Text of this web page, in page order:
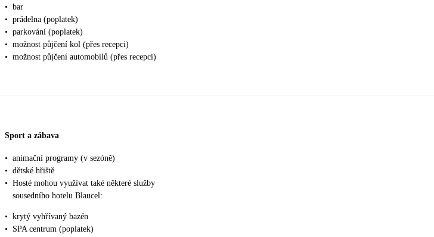
• bar
• prádelna (poplatek)
• parkování (poplatek)
• možnost půjčení kol (přes recepci)
• možnost půjčení automobilů (přes recepci)
Sport a zábava
• animační programy (v sezóně)
• dětské hřiště
• Hosté mohou využívat také některé služby
sousedního hotelu Blaucel:
• krytý vyhřívaný bazén
•
SPA centrum (poplatek)